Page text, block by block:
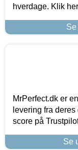
hverdage. Klik
MrPerfect.dk er
levering fra
score på
Se